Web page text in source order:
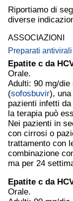
Riportiamo di
diverse
ASSOCIAZIONI
Preparati antivirali
Epatite c da
Orale.
Adulti: 90 mg/
(sofosbuvir), una
pazienti infetti
la terapia può
Nei pazienti in
con cirrosi o
trattamento con
combinazione
ma per 24
Epatite c da
Orale.